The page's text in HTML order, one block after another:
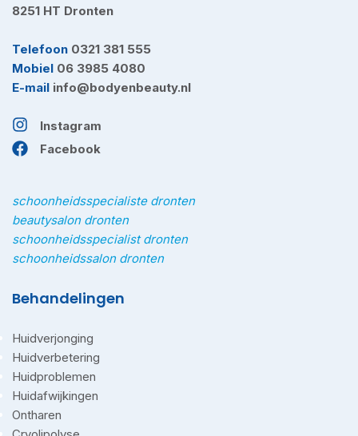
8251 HT Dronten
Telefoon 0321 381 555
Mobiel 06 3985 4080
E-mail info@bodyenbeauty.nl
Instagram
Facebook
schoonheidsspecialiste dronten
beautysalon dronten
schoonheidsspecialist dronten
schoonheidssalon dronten
Behandelingen
Huidverjonging
Huidverbetering
Huidproblemen
Huidafwijkingen
Ontharen